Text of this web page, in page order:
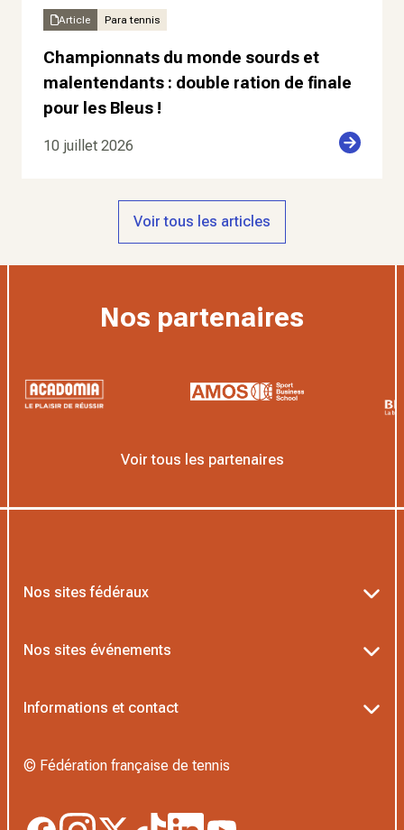
Article Para tennis
Championnats du monde sourds et
malentendants : double ration de finale
pour les Bleus !
10 juillet 2026
Voir tous les articles
Nos partenaires
Voir tous les partenaires
Nos sites fédéraux
L’Institut Formation Tennis
Proshop FFT
Nos sites événements
Boutique Officielle
Informations et contact
© Fédération française de tennis